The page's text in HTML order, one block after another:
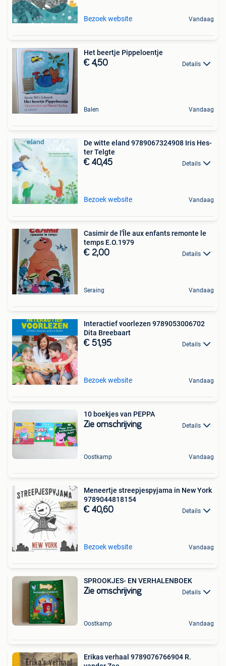
Bezoek website Vandaag
Het beertje Pippeloentje
€ 4,50 Details
Balen Vandaag
De witte eland 9789067324908 Iris Hes-
ter Telgte
€ 40,45 Details
Bezoek website Vandaag
Casimir de l'Île aux enfants remonte le
temps E.O.1979
€ 2,00 Details
Seraing Vandaag
Interactief voorlezen 9789053006702
Dita Breebaart
€ 51,95 Details
Bezoek website Vandaag
10 boekjes van PEPPA
Zie omschrijving Details
Oostkamp Vandaag
Meneertje streepjespyjama in New York
9789044818154
€ 40,60 Details
Bezoek website Vandaag
SPROOKJES- EN VERHALENBOEK
Zie omschrijving Details
Oostkamp Vandaag
Erikas verhaal 9789076766904 R.